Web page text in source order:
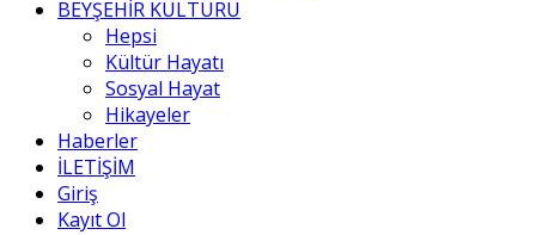
BEYŞEHİR KÜLTÜRÜ
Hepsi
Kültür Hayatı
Sosyal Hayat
Hikayeler
Haberler
İLETİŞİM
Giriş
Kayıt Ol